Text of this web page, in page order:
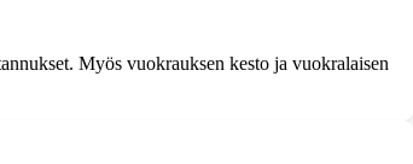
Myös vuokrauksen kesto ja vuokralaisen